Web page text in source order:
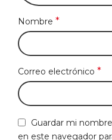
Nombre *
Correo electrónico *
Guardar mi
en este navegador